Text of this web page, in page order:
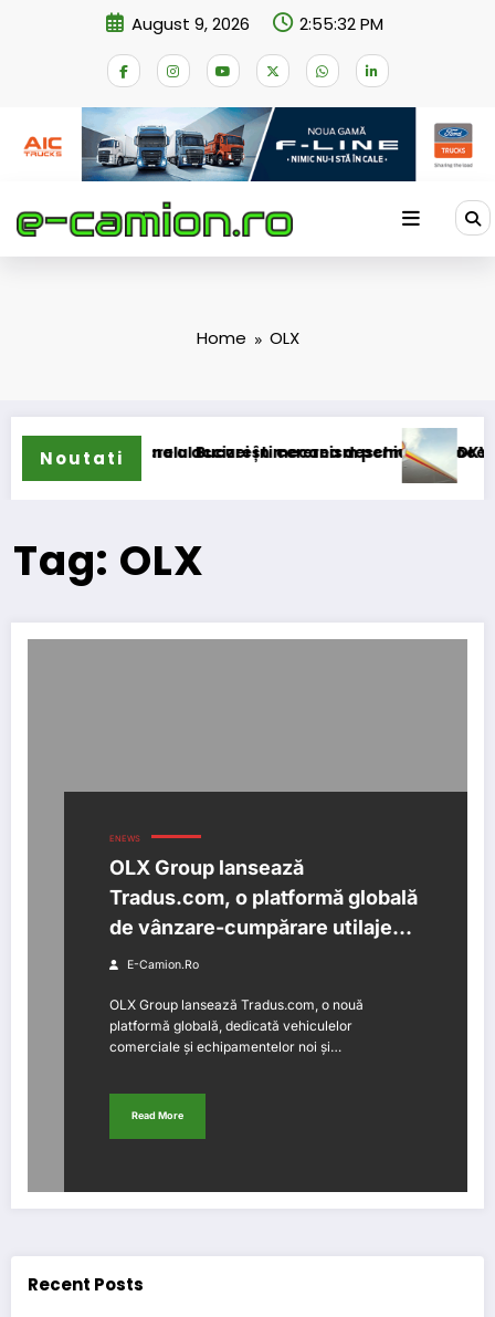
August 9, 2026 2:55:33 PM
Home OLX
Noutati
compensare a accizei în mecanism permanent
la Tribunalul București cererea deschiderii procedurii
DKV
Tag: OLX
ENEWS
OLX Group lansează
Tradus.com, o platformă globală
de vânzare-cumpărare utilaje
grele
E-Camion.ro
OLX Group lansează Tradus.com, o nouă
platformă globală, dedicată vehiculelor
comerciale și echipamentelor noi și…
Read More
Recent Posts